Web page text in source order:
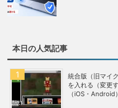
本日の人気記事
統合版（旧マイ
を入れる（変更
（iOS・Android）